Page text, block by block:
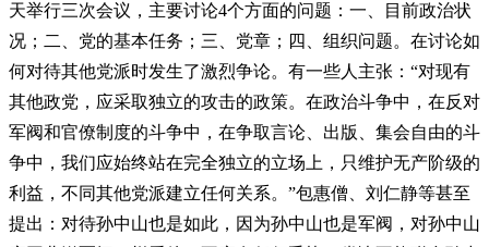
天举行三次会议，主要讨论4个方面的问题：一、目前政治状
况；二、党的基本任务；三、党章；四、组织问题。在讨论如
何对待其他党派时发生了激烈争论。有一些人主张：“对现有
其他政党，应采取独立的攻击的政策。在政治斗争中，在反对
军阀和官僚制度的斗争中，在争取言论、出版、集会自由的斗
争中，我们应始终站在完全独立的立场上，只维护无产阶级的
利益，不同其他党派建立任何关系。”包惠僧、刘仁静等甚至
提出：对待孙中山也是如此，因为孙中山也是军阀，对孙中山